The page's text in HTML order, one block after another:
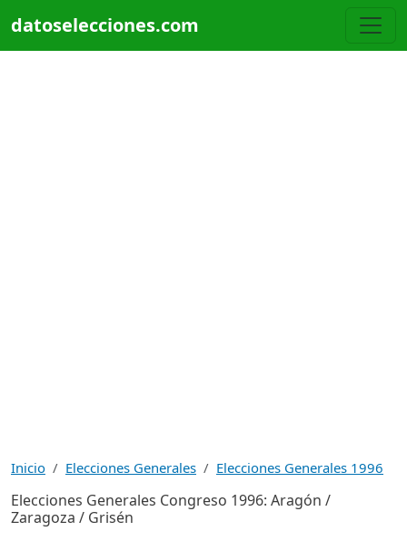
datoselecciones.com
Inicio Elecciones Generales Elecciones Generales 1996
Elecciones Generales Congreso 1996: Aragón /
Zaragoza / Grisén